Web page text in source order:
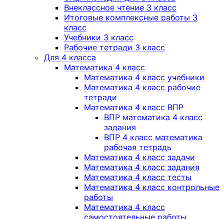
Внеклассное чтение 3 класс
Итоговые комплексные работы 3
класс
Учебники 3 класс
Рабочие тетради 3 класс
Для 4 класса
Математика 4 класс
Математика 4 класс учебники
Математика 4 класс рабочие
тетради
Математика 4 класс ВПР
ВПР математика 4 класс
задания
ВПР 4 класс математика
рабочая тетрадь
Математика 4 класс задачи
Математика 4 класс задания
Математика 4 класс тесты
Математика 4 класс контрольные
работы
Математика 4 класс
самостоятельные работы